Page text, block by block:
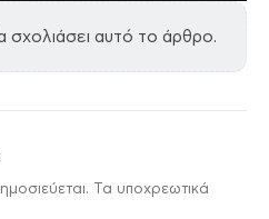
σχολιάσει αυτό το άρθρο.
Τα υποχρεωτικά